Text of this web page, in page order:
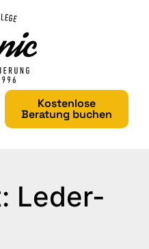
Kostenlose
Beratung buchen
Leder-